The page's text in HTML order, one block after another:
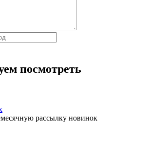
посмотреть
рассылку новинок